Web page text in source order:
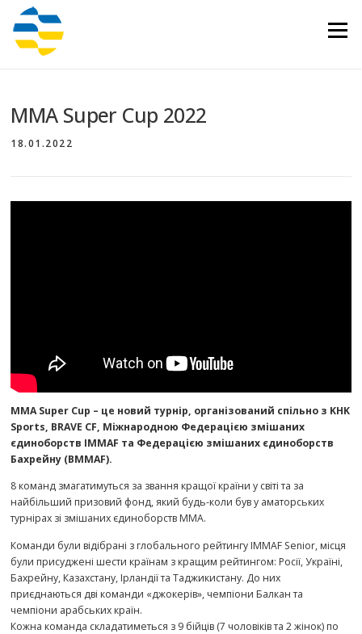
Перейти
вмісту
Меню
MMA Super Cup 2022
18.01.2022
MMA Super Cup – це новий турнір, організований спільно з KHK
Sports, BRAVE CF, Міжнародною Федерацією змішаних
єдиноборств IMMAF та Федерацією змішаних єдиноборств
Бахрейну (BMMAF).
8 команд змагатимуться за звання кращої країни у світі та за
найбільший призовий фонд, який будь-коли був у аматорських
турнірах зі змішаних єдиноборств ММА.
Команди були відібрані з глобального рейтингу IMMAF Senior, місця
були присуджені шести країнам з кращим рейтингом: Росії, Україні,
Бахрейну, Казахстану, Ірландії та Таджикистану. До них
приєднаються дві команди «джокерів», чемпіони Балкан та
чемпіони арабських країн.
Кожна команда складатиметься з 9 бійців (7 чоловіків та 2 жінок) по